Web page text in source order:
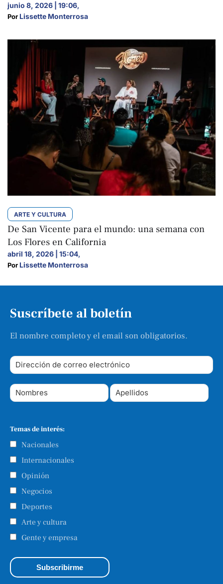
junio 8, 2026 | 19:06,
Por Lissette Monterrosa
ARTE Y CULTURA
De San Vicente para el mundo: una semana con
Los Flores en California
abril 18, 2026 | 15:04,
Por Lissette Monterrosa
Suscríbete al boletín
El nombre completo y el email son obligatorios.
Temas de interés:
Nacionales
Internacionales
Opinión
Negocios
Deportes
Arte y cultura
Gente y empresa